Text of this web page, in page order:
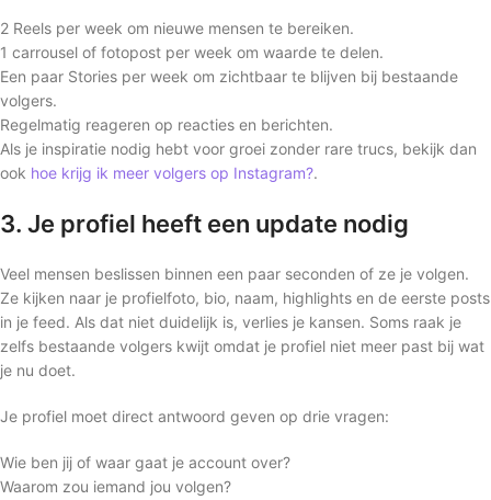
2 Reels per week om nieuwe mensen te bereiken.
1 carrousel of fotopost per week om waarde te delen.
Een paar Stories per week om zichtbaar te blijven bij bestaande
volgers.
Regelmatig reageren op reacties en berichten.
Als je inspiratie nodig hebt voor groei zonder rare trucs, bekijk dan
ook hoe krijg ik meer volgers op Instagram?.
3. Je profiel heeft een update nodig
Veel mensen beslissen binnen een paar seconden of ze je volgen.
Ze kijken naar je profielfoto, bio, naam, highlights en de eerste posts
in je feed. Als dat niet duidelijk is, verlies je kansen. Soms raak je
zelfs bestaande volgers kwijt omdat je profiel niet meer past bij wat
je nu doet.
Je profiel moet direct antwoord geven op drie vragen:
Wie ben jij of waar gaat je account over?
Waarom zou iemand jou volgen?